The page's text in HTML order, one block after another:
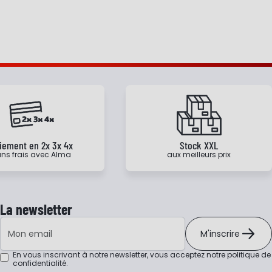
en 2x 3x 4x
frais avec Alma
Stock XXL
aux meilleurs prix
La newsletter
Adresse e-mail
M'inscrire
En vous inscrivant à notre newsletter, vous acceptez notrepolitique de
confidentialité.